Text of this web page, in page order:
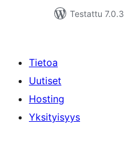
Testattu 7.0.3
Tietoa
Uutiset
Hosting
Yksityisyys